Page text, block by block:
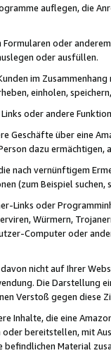
auflegen, die
oder
oder ausfüllen.
im
einholen,
oder andere
Geschäfte über eine
dazu
nach vernünftigem
(zum Beispiel
Links oder
Würmern,
Computer oder
nicht auf Ihrer
Die Darstellung
Verstoß gegen diese
Inhalte, die eine
bereitstellen, mit
Material